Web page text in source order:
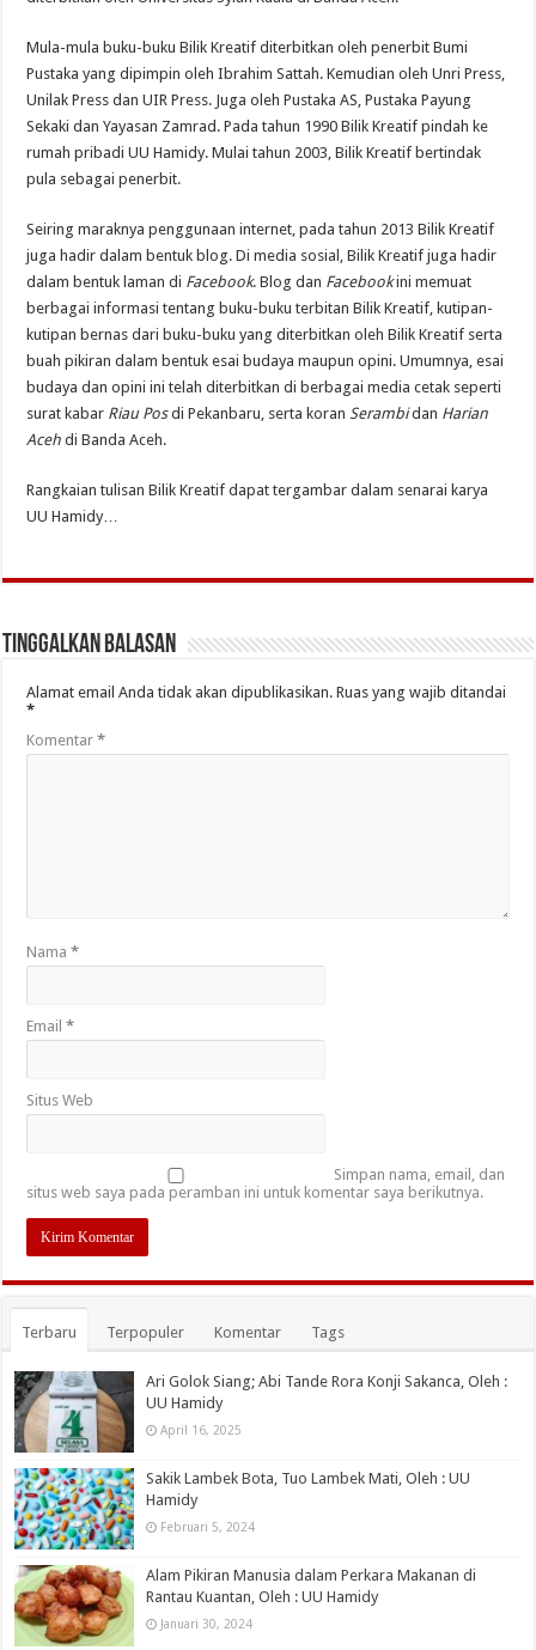
Mula-mula buku-buku Bilik Kreatif diterbitkan oleh penerbit Bumi
Pustaka yang dipimpin oleh Ibrahim Sattah. Kemudian oleh Unri Press,
Unilak Press dan UIR Press. Juga oleh Pustaka AS, Pustaka Payung
Sekaki dan Yayasan Zamrad. Pada tahun 1990 Bilik Kreatif pindah ke
rumah pribadi UU Hamidy. Mulai tahun 2003, Bilik Kreatif bertindak
pula sebagai penerbit.
Seiring maraknya penggunaan internet, pada tahun 2013 Bilik Kreatif
juga hadir dalam bentuk blog. Di media sosial, Bilik Kreatif juga hadir
dalam bentuk laman di Facebook. Blog dan Facebookini memuat
berbagai informasi tentang buku-buku terbitan Bilik Kreatif, kutipan-
kutipan bernas dari buku-buku yang diterbitkan oleh Bilik Kreatif serta
buah pikiran dalam bentuk esai budaya maupun opini. Umumnya, esai
budaya dan opini ini telah diterbitkan di berbagai media cetak seperti
surat kabar Riau Posdi Pekanbaru, serta koran Serambidan Harian
Aceh di Banda Aceh.
Rangkaian tulisan Bilik Kreatif dapat tergambar dalam senarai karya
UU Hamidy…
Tinggalkan Balasan
Alamat email Anda tidak akan dipublikasikan. Ruas yang wajib ditandai
*
Komentar*
Nama*
Email*
Situs Web
Simpan nama, email, dan
situs web saya pada peramban ini untuk komentar saya berikutnya.
Terbaru Terpopuler Komentar Tags
Ari Golok Siang; Abi Tande Rora Konji Sakanca, Oleh :
UU Hamidy
April 16, 2025
Sakik Lambek Bota, Tuo Lambek Mati, Oleh : UU
Hamidy
Februari 5, 2024
Alam Pikiran Manusia dalam Perkara Makanan di
Rantau Kuantan, Oleh : UU Hamidy
Januari 30, 2024